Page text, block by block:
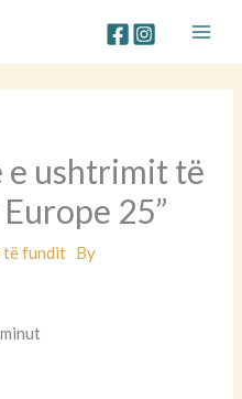
e ushtrimit të
25”
të fundit By